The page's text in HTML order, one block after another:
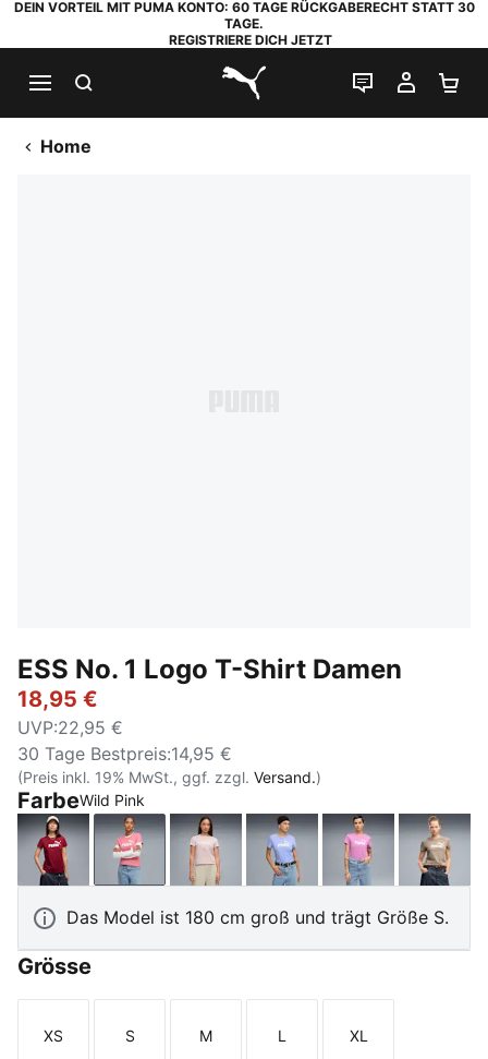
DEIN VORTEIL MIT PUMA KONTO: 60 TAGE RÜCKGABERECHT STATT 30
TAGE.
REGISTRIERE DICH JETZT
PUMA.com
LIVE-CHAT
MEIN
Home
ESS No. 1 Logo T-Shirt Damen
18,95 €
UVP:22,95 €
30 Tage Bestpreis:14,95 €
(Preis inkl. 19% MwSt., ggf. zzgl. Versand.)
FarbeWild Pink
Garnet GlowWild PinkMisty PinkIntense Lavender
Mauve Pop
Das Model ist 180 cm groß und trägt Größe S.
Grösse
Größe
XS
Größe
S
Größe
M
Größe
L
Größe
XL